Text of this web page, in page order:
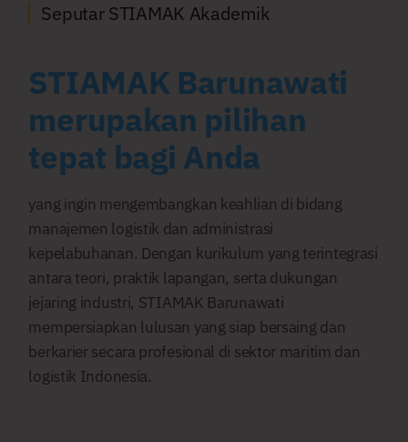
Seputar STIAMAK Akademik
STIAMAK Barunawati
merupakan pilihan
tepat bagi Anda
yang ingin mengembangkan keahlian di bidang
manajemen logistik dan administrasi
kepelabuhanan. Dengan kurikulum yang terintegrasi
antara teori, praktik lapangan, serta dukungan
jejaring industri, STIAMAK Barunawati
mempersiapkan lulusan yang siap bersaing dan
berkarier secara profesional di sektor maritim dan
logistik Indonesia.